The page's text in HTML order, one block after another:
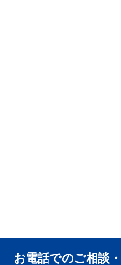
お電話でのご相談